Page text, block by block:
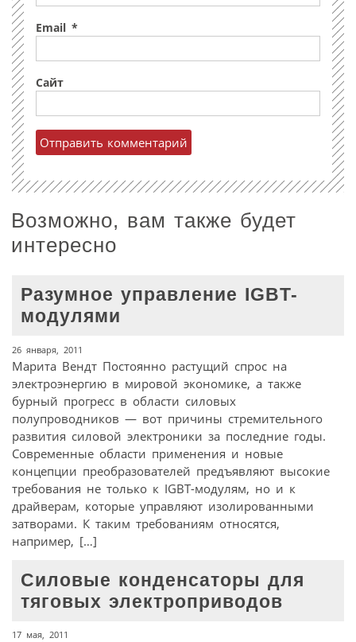
Email *
Сайт
Возможно, вам также будет
интересно
Разумное управление IGBT-
модулями
26 января, 2011
Марита Вендт Постоянно растущий спрос на
электроэнергию в мировой экономике, а также
бурный прогресс в области силовых
полупроводников — вот причины стремительного
развития силовой электроники за последние годы.
Современные области применения и новые
концепции преобразователей предъявляют высокие
требования не только к IGBT-модулям, но и к
драйверам, которые управляют изолированными
затворами. К таким требованиям относятся,
например, […]
Силовые конденсаторы для
тяговых электроприводов
17 мая, 2011